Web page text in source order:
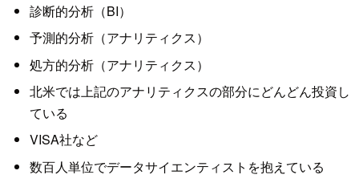
診断的分析（BI）
予測的分析（アナリティクス）
処方的分析（アナリティクス）
北米では上記のアナリティクスの部分にどんどん投資し
ている
VISA社など
数百人単位でデータサイエンティストを抱えている